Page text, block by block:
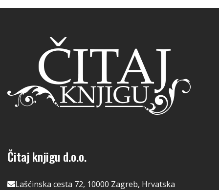
Čitaj knjigu d.o.o.
Lašćinska cesta 72, 10000 Zagreb, Hrvatska